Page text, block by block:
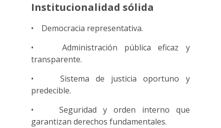
Institucionalidad sólida
• Democracia representativa.
• Administración pública eficaz y
transparente.
• Sistema de justicia oportuno y
predecible.
• Seguridad y orden interno que
garantizan derechos fundamentales.